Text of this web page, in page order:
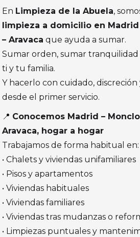
En Limpieza de la Abuela,
limpieza a domicilio en Madrid
– Aravaca que ayuda a sumar.
Sumar orden, sumar
ti y tu familia.
Y hacerlo con cuidado,
desde el primer servicio.
📍 Conocemos Madrid –
Aravaca, hogar a hogar
Trabajamos de forma habitual en:
• Chalets y viviendas unifamiliares
• Pisos y apartamentos
• Viviendas habituales
• Viviendas familiares
• Viviendas tras mudanzas o
• Limpiezas puntuales y